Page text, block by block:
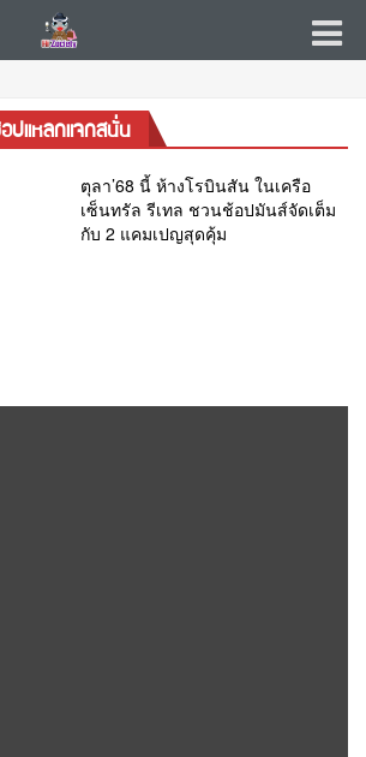
ปแหลกแจกสนั่น
ตุลา’68 นี้ ห้างโรบินสัน ในเครือ
เซ็นทรัล รีเทล ชวนช้อปมันส์จัดเต็ม
กับ 2 แคมเปญสุดคุ้ม